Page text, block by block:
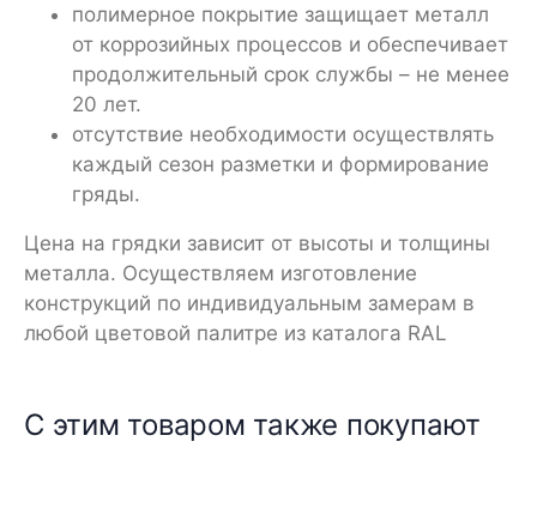
полимерное покрытие защищает металл
от коррозийных процессов и обеспечивает
продолжительный срок службы – не менее
20 лет.
отсутствие необходимости осуществлять
каждый сезон разметки и формирование
гряды.
Цена на грядки зависит от высоты и толщины
металла. Осуществляем изготовление
конструкций по индивидуальным замерам в
любой цветовой палитре из каталога RAL
С этим товаром также покупают